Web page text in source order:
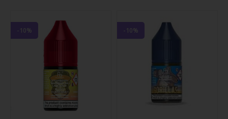
-10% -10%